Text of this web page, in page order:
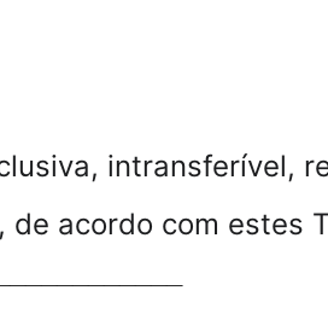
intransferível,
acordo com estes